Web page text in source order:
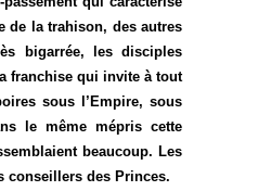
de la trahison, des autres
bigarrée, les disciples
franchise qui invite à tout
sous l’Empire, sous
le même mépris cette
beaucoup. Les
conseillers des Princes.